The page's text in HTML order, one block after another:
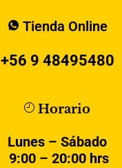
Tienda Online
+56 9 48495480
Horario
Lunes – Sábado
9:00 – 20:00 hrs